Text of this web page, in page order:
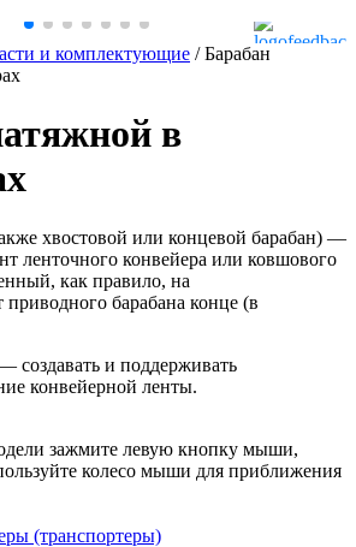
и комплектующие /Барабан
в
хвостовой или концевой барабан) —
ленточного конвейера или ковшового
как правило, на
барабана конце (в
создавать и поддерживать
конвейерной ленты.
зажмите левую кнопку мыши,
колесо мыши для приближения
(транспортеры)